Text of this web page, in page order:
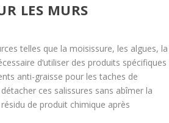
LES MURS
telles que la moisissure, les algues, la
d’utiliser des produits spécifiques
anti-graisse pour les taches de
ces salissures sans abîmer la
de produit chimique après